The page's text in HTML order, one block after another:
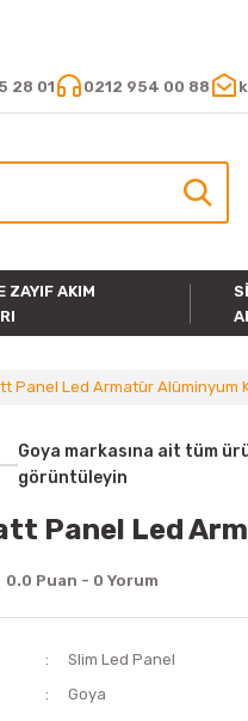
28 01 0212 954 00 88
ZAYIF AKIM
Panel Led Armatür Alüminyum
Goya markasına ait tüm
görüntüleyin
Panel Led
0.0 Puan - 0 Yorum
Slim Led Panel
Goya